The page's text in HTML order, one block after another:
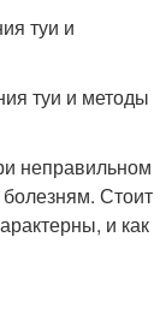
туи и методы
неправильном
Стоит
и как